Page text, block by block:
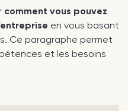
comment vous pouvez
en vous basant
Ce paragraphe permet
et les besoins